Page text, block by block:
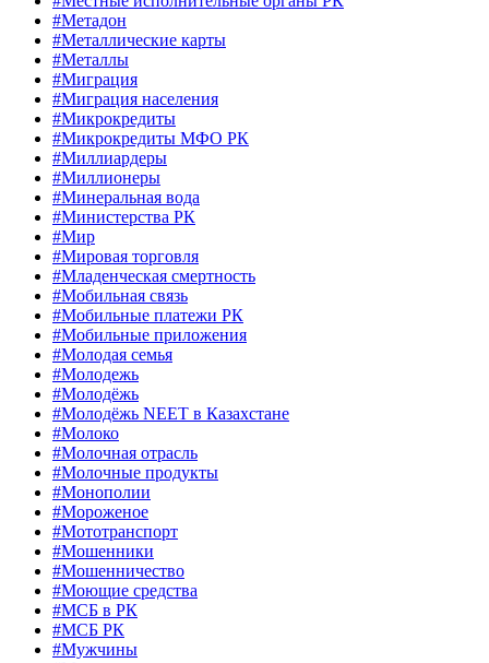
#Метадон
#Металлические карты
#Металлы
#Миграция
#Миграция населения
#Микрокредиты
#Микрокредиты МФО РК
#Миллиардеры
#Миллионеры
#Минеральная вода
#Министерства РК
#Мир
#Мировая торговля
#Младенческая смертность
#Мобильная связь
#Мобильные платежи РК
#Мобильные приложения
#Молодая семья
#Молодежь
#Молодёжь
#Молодёжь NEET в Казахстане
#Молоко
#Молочная отрасль
#Молочные продукты
#Монополии
#Мороженое
#Мототранспорт
#Мошенники
#Мошенничество
#Моющие средства
#МСБ в РК
#МСБ РК
#Мужчины